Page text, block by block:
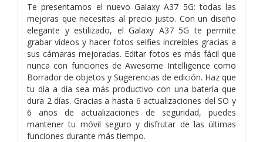
Te presentamos el nuevo Galaxy A37 5G: todas las
mejoras que necesitas al precio justo. Con un diseño
elegante y estilizado, el Galaxy A37 5G te permite
grabar vídeos y hacer fotos selfies increíbles gracias a
sus cámaras mejoradas. Editar fotos es más fácil que
nunca con funciones de Awesome Intelligence como
Borrador de objetos y Sugerencias de edición. Haz que
tu día a día sea más productivo con una batería que
dura 2 días. Gracias a hasta 6 actualizaciones del SO y
6 años de actualizaciones de seguridad, puedes
mantener tu móvil seguro y disfrutar de las últimas
funciones durante más tiempo.